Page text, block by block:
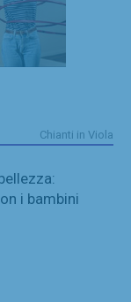
Chianti in Viola
i bambini